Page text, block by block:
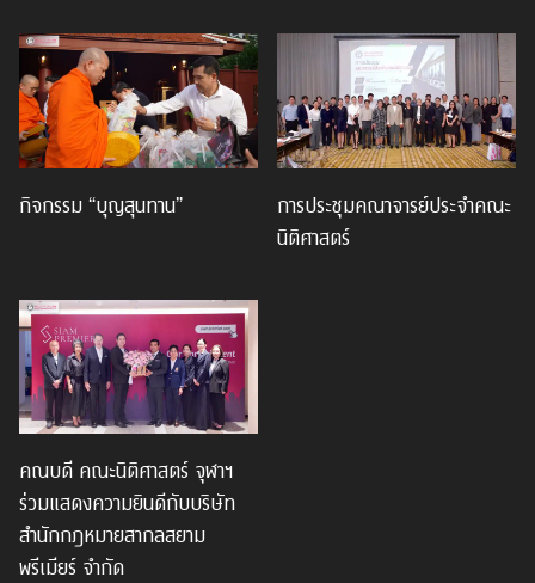
กิจกรรม “บุญสุนทาน”
การประชุมคณาจารย์ประจำคณะ
นิติศาสตร์
คณบดี คณะนิติศาสตร์ จุฬาฯ
ร่วมแสดงความยินดีกับบริษัท
สำนักกฎหมายสากลสยาม
พรีเมียร์ จำกัด